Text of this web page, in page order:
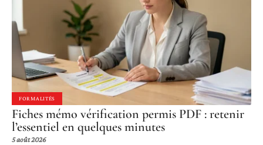
FORMALITÉS
Fiches mémo vérification permis PDF : retenir
l’essentiel en quelques minutes
5 août 2026